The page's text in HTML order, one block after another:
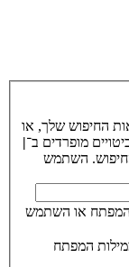
החיפוש שלך, או
מופרדים ב־|
השתמש
המפתח או השתמש
המפתח